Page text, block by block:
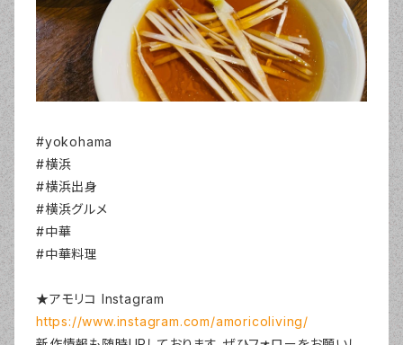
#yokohama
#横浜
#横浜出身
#横浜グルメ
#中華
#中華料理
★アモリコ Instagram
https://www.instagram.com/amoricoliving/